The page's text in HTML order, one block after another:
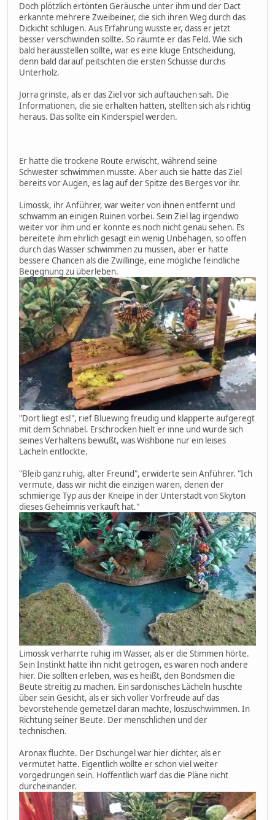
Doch plötzlich ertönten Geräusche unter ihm und der Dact
erkannte mehrere Zweibeiner, die sich ihren Weg durch das
Dickicht schlugen. Aus Erfahrung wusste er, dass er jetzt
besser verschwinden sollte. So räumte er das Feld. Wie sich
bald herausstellen sollte, war es eine kluge Entscheidung,
denn bald darauf peitschten die ersten Schüsse durchs
Unterholz.
Jorra grinste, als er das Ziel vor sich auftauchen sah. Die
Informationen, die sie erhalten hatten, stellten sich als richtig
heraus. Das sollte ein Kinderspiel werden.
Er hatte die trockene Route erwischt, während seine
Schwester schwimmen musste. Aber auch sie hatte das Ziel
bereits vor Augen, es lag auf der Spitze des Berges vor ihr.
Limossk, ihr Anführer, war weiter von ihnen entfernt und
schwamm an einigen Ruinen vorbei. Sein Ziel lag irgendwo
weiter vor ihm und er konnte es noch nicht genau sehen. Es
bereitete ihm ehrlich gesagt ein wenig Unbehagen, so offen
durch das Wasser schwimmen zu müssen, aber er hatte
bessere Chancen als die Zwillinge, eine mögliche feindliche
Begegnung zu überleben.
"Dort liegt es!", rief Bluewing freudig und klapperte aufgeregt
mit dem Schnabel. Erschrocken hielt er inne und wurde sich
seines Verhaltens bewußt, was Wishbone nur ein leises
Lächeln entlockte.
"Bleib ganz ruhig, alter Freund", erwiderte sein Anführer. "Ich
vermute, dass wir nicht die einzigen waren, denen der
schmierige Typ aus der Kneipe in der Unterstadt von Skyton
dieses Geheimnis verkauft hat."
Limossk verharrte ruhig im Wasser, als er die Stimmen hörte.
Sein Instinkt hatte ihn nicht getrogen, es waren noch andere
hier. Die sollten erleben, was es heißt, den Bondsmen die
Beute streitig zu machen. Ein sardonisches Lächeln huschte
über sein Gesicht, als er sich voller Vorfreude auf das
bevorstehende gemetzel daran machte, loszuschwimmen. In
Richtung seiner Beute. Der menschlichen und der
technischen.
Aronax fluchte. Der Dschungel war hier dichter, als er
vermutet hatte. Eigentlich wollte er schon viel weiter
vorgedrungen sein. Hoffentlich warf das die Pläne nicht
durcheinander.